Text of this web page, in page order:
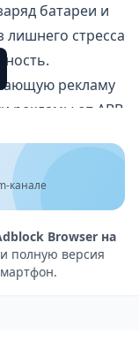
батареи и
лишнего стресса
рекламу
рекламы от ABB
как
Однако
вам
канале
Browser на
полную версия